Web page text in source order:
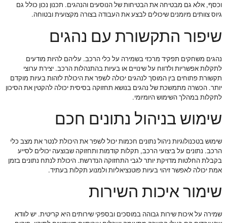
וכסף, אלא גם מבטיחה את הבטיחות של הנוסעים והנהגים. תכנון נכון כולל גם
גיוס צוותים מיומנים שיכולים לבצע את העבודה בצורה מקצועית ובטוחה.
שיפור התקשורת עם נהגים
נהגים משחקים תפקיד מרכזי בשמירה על כלי הרכב. עליהם להיות מודעים
לתקלות אפשריות ולדווח על שינויים או בעיות בהתנהלות הרכב. יצירת ערוצי
תקשורת פתוחים בין המוסך לנהגים יכולה לשפר את היכולת לזהות בעיות מוקדם
יותר. הכשרה מתמשכת של נהגים בנושא תחזוקה בסיסית יכולה להקטין את הסיכון
לתקלות במהלך השימוש היומיומי.
שימוש בניהול נתונים חכם
שימוש בטכנולוגיות ניהול נתונים חכמות יכול לשפר את היכולת לנטר את מצב כלי
הרכב. נתונים על ביצועי הרכב, תקלות קודמות ותחזוקה שבוצעה יכולים לסייע
בקבלת החלטות מדויקת יותר לגבי התחזוקה הנדרשת. היכולת לנתח נתונים בזמן
אמת יכולה לאפשר זיהוי בעיות פוטנציאליות ולמנוע תקלות בעתיד.
שימור איכות השירות
שמירה על איכות שירות גבוהה במוסכים ובספקי שירותים היא קריטית. יש לוודא